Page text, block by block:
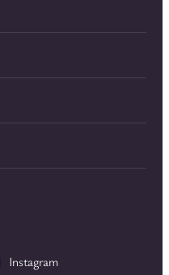
Instagram